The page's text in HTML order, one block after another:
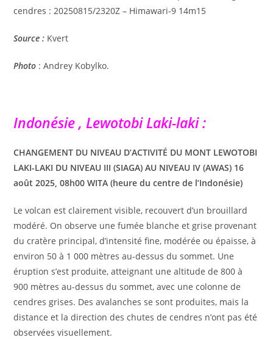
cendres : 20250815/2320Z – Himawari-9 14m15
Source : Kvert
Photo : Andrey Kobylko.
Indonésie , Lewotobi Laki-laki :
CHANGEMENT DU NIVEAU D’ACTIVITÉ DU MONT LEWOTOBI
LAKI-LAKI DU NIVEAU III (SIAGA) AU NIVEAU IV (AWAS) 16
août 2025, 08h00 WITA (heure du centre de l’Indonésie)
Le volcan est clairement visible, recouvert d’un brouillard
modéré. On observe une fumée blanche et grise provenant
du cratère principal, d’intensité fine, modérée ou épaisse, à
environ 50 à 1 000 mètres au-dessus du sommet. Une
éruption s’est produite, atteignant une altitude de 800 à
900 mètres au-dessus du sommet, avec une colonne de
cendres grises. Des avalanches se sont produites, mais la
distance et la direction des chutes de cendres n’ont pas été
observées visuellement.